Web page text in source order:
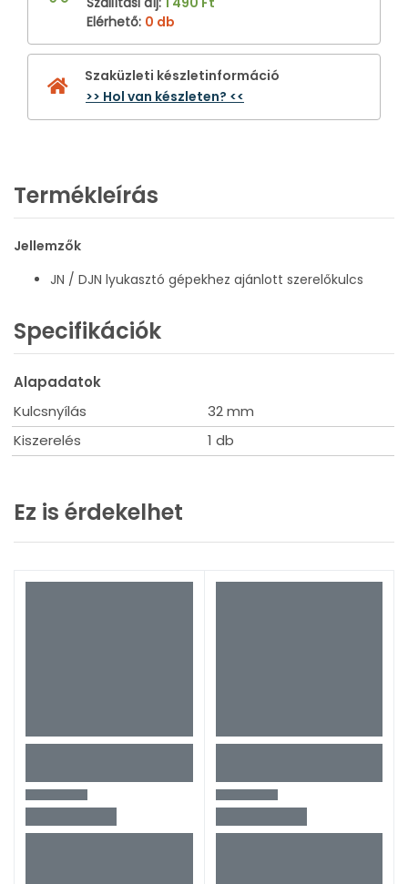
Elérhető: 0 db
Szaküzleti készletinformáció
>> Hol van készleten? <<
Termékleírás
Jellemzők
JN / DJN lyukasztó gépekhez ajánlott szerelőkulcs
Specifikációk
Alapadatok
Kulcsnyílás
32 mm
Kiszerelés
1 db
Ez is érdekelhet